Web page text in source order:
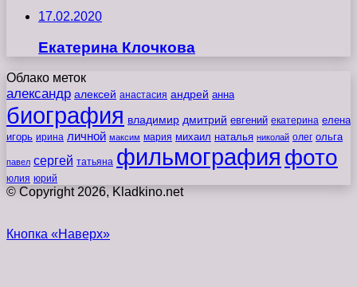
17.02.2020
Екатерина Клочкова
Облако меток
александр алексей анастасия андрей анна
биография владимир дмитрий евгений екатерина елена
игорь ирина личной максим мария михаил наталья николай олег ольга
павел сергей татьяна фильмография фото
юлия юрий
© Copyright 2026, Kladkino.net
Кнопка «Наверх»